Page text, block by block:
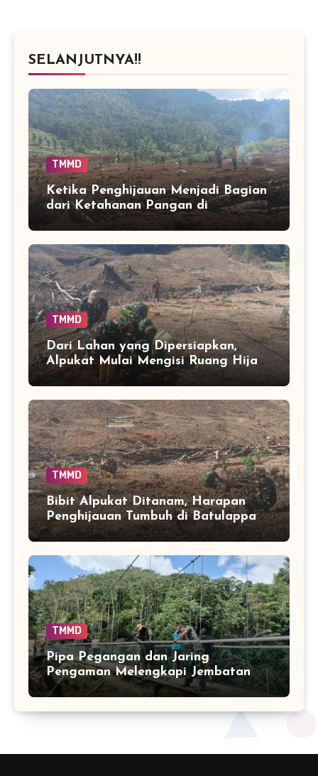
SELANJUTNYA!!
TMMD
Ketika Penghijauan Menjadi Bagian
dari Ketahanan Pangan di
Bontocani
TMMD
Dari Lahan yang Dipersiapkan,
Alpukat Mulai Mengisi Ruang Hijau
Desa Langi
TMMD
Bibit Alpukat Ditanam, Harapan
Penghijauan Tumbuh di Batulappa
TMMD
Pipa Pegangan dan Jaring
Pengaman Melengkapi Jembatan
Gantung Pattuku–Lemo